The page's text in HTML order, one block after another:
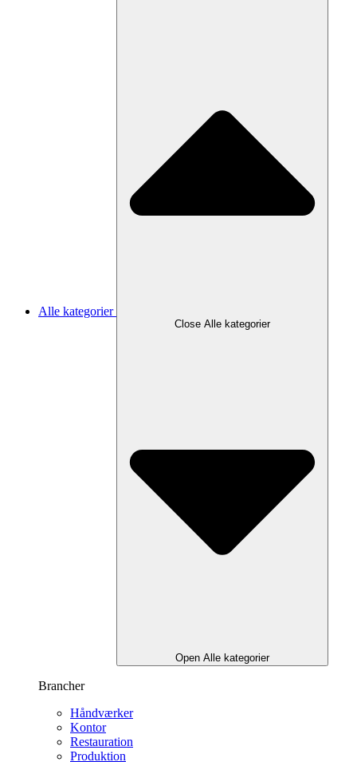
Alle kategorier
Close Alle kategorier
Open Alle kategorier
Brancher
Håndværker
Kontor
Restauration
Produktion